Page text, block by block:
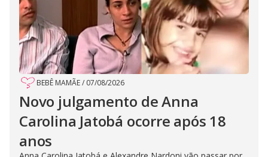
BEBÊ MAMÃE/ 07/08/2026
Novo julgamento de Anna
Carolina Jatobá ocorre após 18
anos